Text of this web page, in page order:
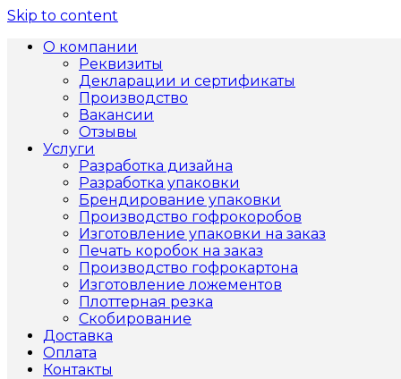
Skip to content
О компании
Реквизиты
Декларации и сертификаты
Производство
Вакансии
Отзывы
Услуги
Разработка дизайна
Разработка упаковки
Брендирование упаковки
Производство гофрокоробов
Изготовление упаковки на заказ
Печать коробок на заказ
Производство гофрокартона
Изготовление ложементов
Плоттерная резка
Скобирование
Доставка
Оплата
Контакты